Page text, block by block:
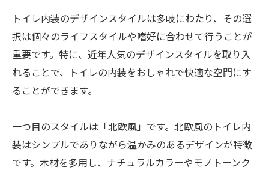
トイレ内装のデザインスタイルは多岐にわたり、その選
択は個々のライフスタイルや嗜好に合わせて行うことが
重要です。特に、近年人気のデザインスタイルを取り入
れることで、トイレの内装をおしゃれで快適な空間にす
ることができます。
一つ目のスタイルは「北欧風」です。北欧風のトイレ内
装はシンプルでありながら温かみのあるデザインが特徴
です。木材を多用し、ナチュラルカラーやモノトーンク